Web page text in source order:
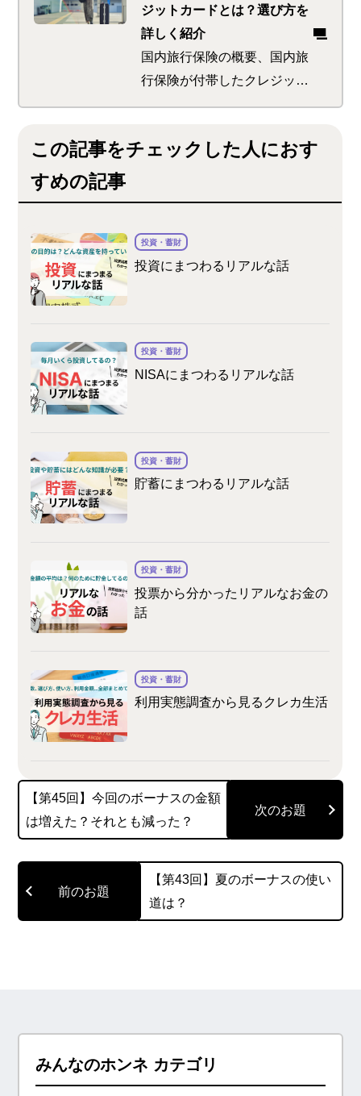
ジットカードとは？選び方を
詳しく紹介
国内旅行保険の概要、国内旅
行保険が付帯したクレジット
カードの選び方をまとめまし
によっては、旅行中のトラブ
い方は、ぜひご一読くださ
い。
この記事をチェックした人におす
すめの記事
投資・蓄財
投資にまつわるリアルな話
投資・蓄財
NISAにまつわるリアルな話
投資・蓄財
貯蓄にまつわるリアルな話
投資・蓄財
投票から分かったリアルなお金の
話
投資・蓄財
利用実態調査から見るクレカ生活
【第45回】今回のボーナスの金額
は増えた？それとも減った？
【第43回】夏のボーナスの使い
道は？
みんなのホンネ カテゴリ